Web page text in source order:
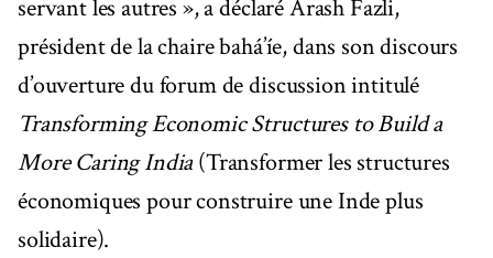
servant les autres », a déclaré Arash Fazli,
président de la chaire bahá’íe, dans son discours
d’ouverture du forum de discussion intitulé
Transforming Economic Structures to Build a
More Caring India (Transformer les structures
économiques pour construire une Inde plus
solidaire).